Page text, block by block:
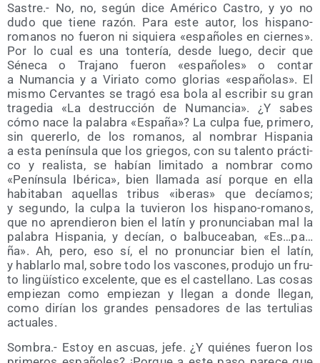
Sas­tre.- No, no, según dice Amé­ri­co Cas­tro, y yo no
dudo que tie­ne razón. Para este autor, los his­pano-
roma­nos no fue­ron ni siquie­ra «espa­ño­les en cier­nes».
Por lo cual es una ton­te­ría, des­de lue­go, decir que
Séne­ca o Tra­jano fue­ron «espa­ño­les» o con­tar
a Numan­cia y a Viria­to como glo­rias «espa­ño­las». El
mis­mo Cer­van­tes se tra­gó esa bola al escri­bir su gran
tra­ge­dia «La des­truc­ción de Numan­cia». ¿Y sabes
cómo nace la pala­bra «Espa­ña»? La cul­pa fue, pri­me­ro,
sin que­rer­lo, de los roma­nos, al nom­brar His­pa­nia
a esta penín­su­la que los grie­gos, con su talen­to prác­ti­
co y rea­lis­ta, se habían limi­ta­do a nom­brar como
«Penín­su­la Ibé­ri­ca», bien lla­ma­da así por­que en ella
habi­ta­ban aque­llas tri­bus «ibe­ras» que decía­mos;
y segun­do, la cul­pa la tuvie­ron los his­pano-roma­nos,
que no apren­die­ron bien el latín y pro­nun­cia­ban mal la
pala­bra His­pa­nia, y decían, o bal­bu­cea­ban, «Es…pa…
ña». Ah, pero, eso sí, el no pro­nun­ciar bien el latín,
y hablar­lo mal, sobre todo los vas­co­nes, pro­du­jo un fru­
to lin­güís­ti­co exce­len­te, que es el cas­te­llano. Las cosas
empie­zan como empie­zan y lle­gan a don­de lle­gan,
como dirían los gran­des pen­sa­do­res de las ter­tu­lias
actuales.
Som­bra.- Estoy en ascuas, jefe. ¿Y quié­nes fue­ron los